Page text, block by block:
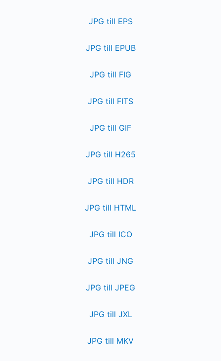
JPG till EPS
JPG till EPUB
JPG till FIG
JPG till FITS
JPG till GIF
JPG till H265
JPG till HDR
JPG till HTML
JPG till ICO
JPG till JNG
JPG till JPEG
JPG till JXL
JPG till MKV